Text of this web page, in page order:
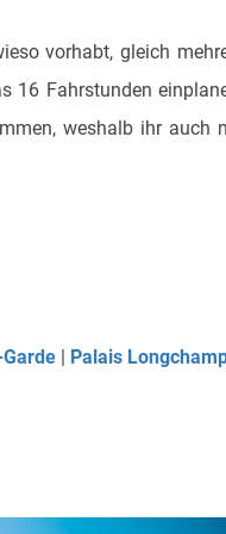
vorhabt, gleich
16 Fahrstunden
weshalb ihr auch
| Palais